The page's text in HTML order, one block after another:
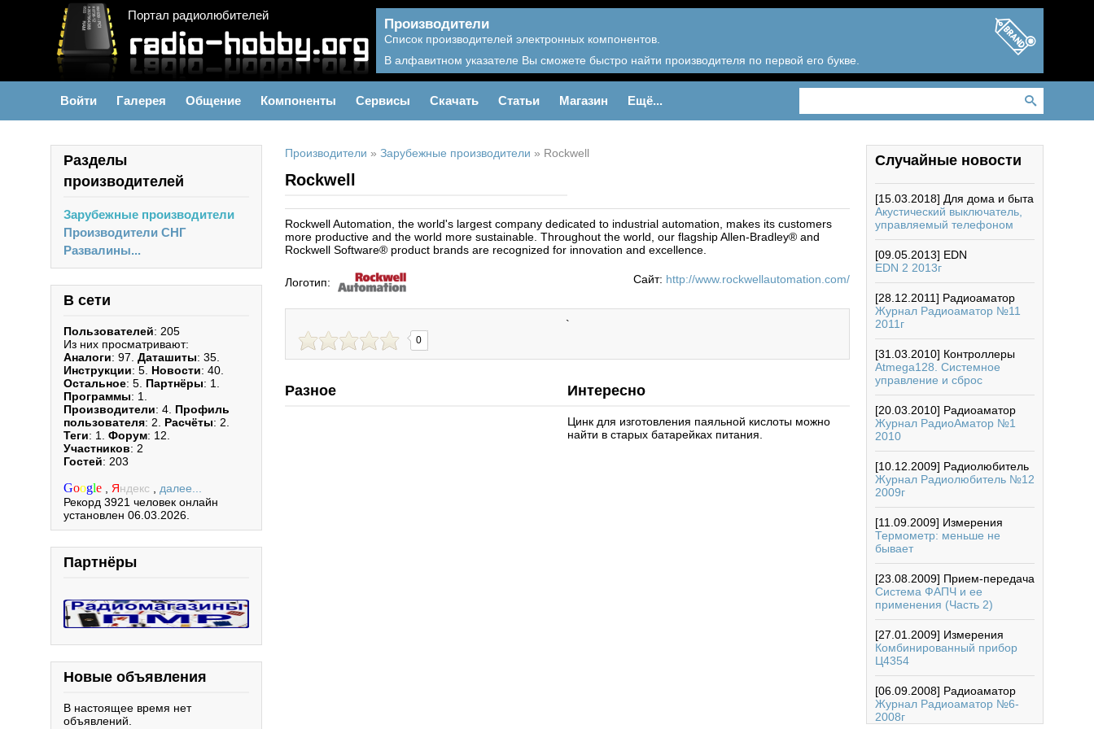
Портал радиолюбителей
Производители
Список производителей электронных компонентов.
В алфавитном указателе Вы сможете быстро найти производителя по первой его букве.
Войти Галерея Общение Компоненты Сервисы Скачать Статьи Магазин Ещё...
Разделы
производителей
Зарубежные производители
Производители СНГ
Развалины...
В сети
Пользователей: 205
Из них просматривают:
Аналоги: 97. Даташиты: 35.
Инструкции: 5. Новости: 40.
Остальное: 5. Партнёры: 1.
Программы: 1.
Производители: 4. Профиль
пользователя: 2. Расчёты: 2.
Теги: 1. Форум: 12.
Участников: 2
Гостей: 203
Google Яндекс
далее...
Рекорд 3921 человек онлайн
установлен 06.03.2026.
Партнёры
Новые объявления
В настоящее время нет
объявлений.
Производители » Зарубежные производители » Rockwell
Rockwell
Rockwell Automation, the world's largest company dedicated to industrial automation, makes its customers
more productive and the world more sustainable. Throughout the world, our flagship Allen-Bradley® and
Rockwell Software® product brands are recognized for innovation and excellence.
Логотип: Сайт: http://www.rockwellautomation.com/
`
0
Разное Интересно
Цинк для изготовления паяльной кислоты можно
найти в старых батарейках питания.
Случайные новости
[15.03.2018] Для дома и быта
Акустический выключатель,
управляемый телефоном
[09.05.2013] EDN
EDN 2 2013г
[28.12.2011] Радиоаматор
Журнал Радиоаматор №11
2011г
[31.03.2010] Контроллеры
Atmega128. Системное
управление и сброс
[20.03.2010] Радиоаматор
Журнал РадиоАматор №1
2010
[10.12.2009] Радиолюбитель
Журнал Радиолюбитель №12
2009г
[11.09.2009] Измерения
Термометр: меньше не
бывает
[23.08.2009] Прием-передача
Система ФАПЧ и ее
применения (Часть 2)
[27.01.2009] Измерения
Комбинированный прибор
Ц4354
[06.09.2008] Радиоаматор
Журнал Радиоаматор №6-
2008г